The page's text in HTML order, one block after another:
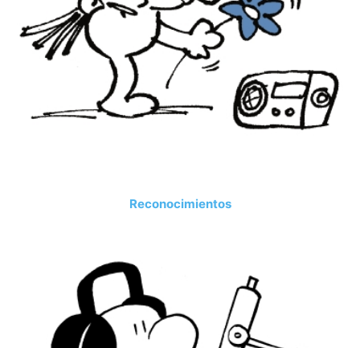
Reconocimientos